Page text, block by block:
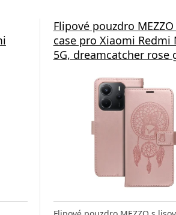
Flipové pouzdro
case pro Xiaomi Redmi
5G, dreamcatcher rose